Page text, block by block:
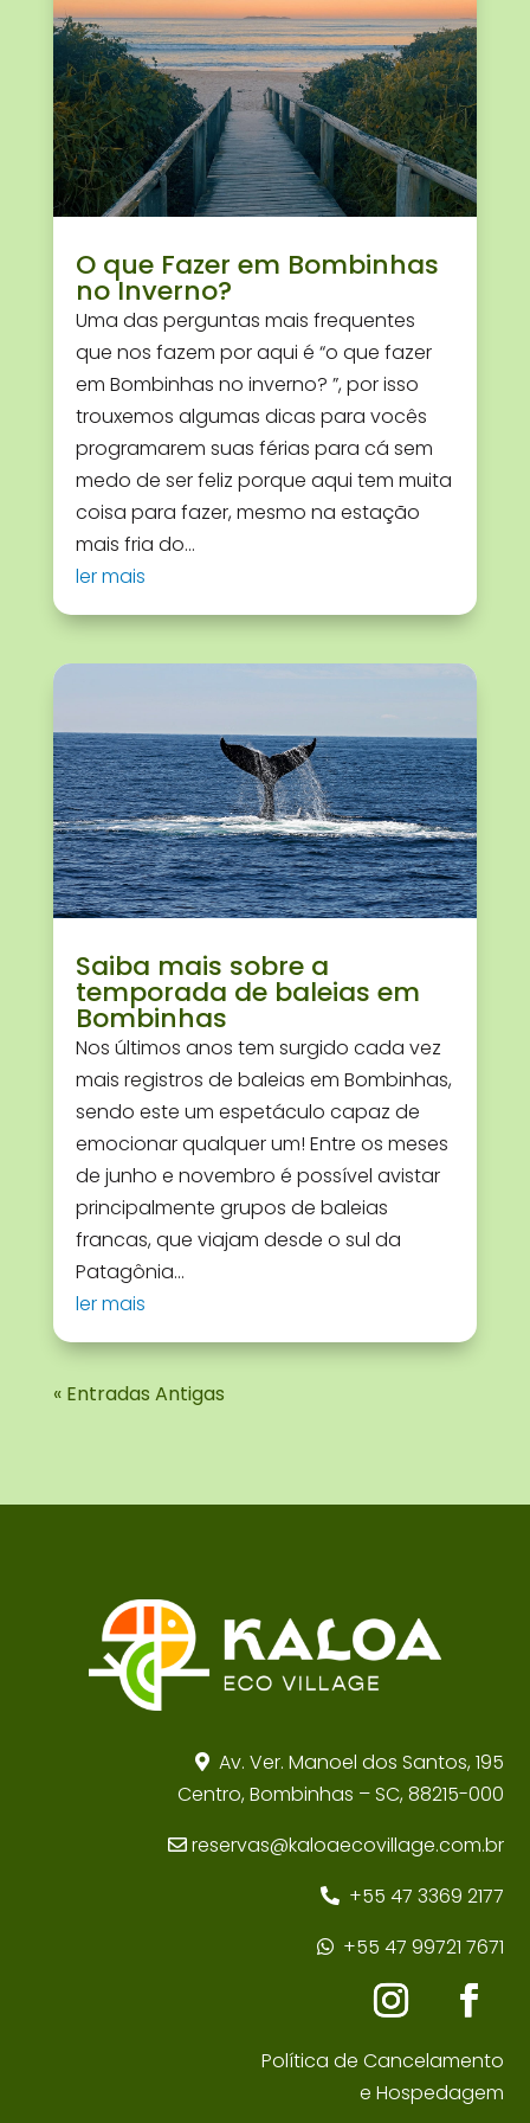
O que Fazer em Bombinhas
no Inverno?
Uma das perguntas mais frequentes
que nos fazem por aqui é “o que fazer
em Bombinhas no inverno? ”, por isso
trouxemos algumas dicas para vocês
programarem suas férias para cá sem
medo de ser feliz porque aqui tem muita
coisa para fazer, mesmo na estação
mais fria do...
ler mais
Saiba mais sobre a
temporada de baleias em
Bombinhas
Nos últimos anos tem surgido cada vez
mais registros de baleias em Bombinhas,
sendo este um espetáculo capaz de
emocionar qualquer um! Entre os meses
de junho e novembro é possível avistar
principalmente grupos de baleias
francas, que viajam desde o sul da
Patagônia...
ler mais
« Entradas Antigas
Av. Ver. Manoel dos Santos, 195
Centro, Bombinhas – SC, 88215-000
reservas@kaloaecovillage.com.br
+55 47 3369 2177
+55 47 99721 7671
Política de Cancelamento
e Hospedagem